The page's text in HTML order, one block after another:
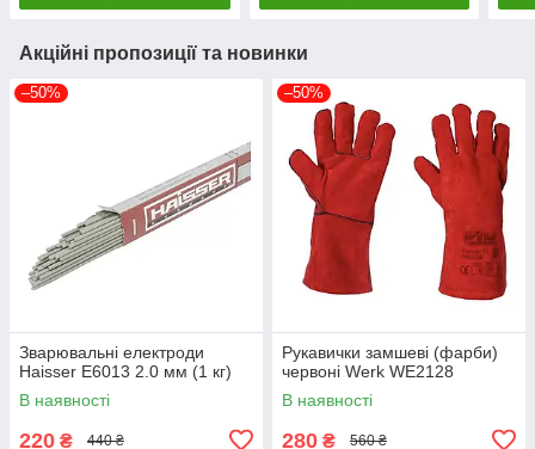
Акційні пропозиції та новинки
–50%
Зварювальні електроди
Haisser E6013 2.0 мм (1 кг)
В наявності
220 ₴ 440 ₴
–50%
Рукавички замшеві (фарби)
червоні Werk WE2128
В наявності
280 ₴ 560 ₴